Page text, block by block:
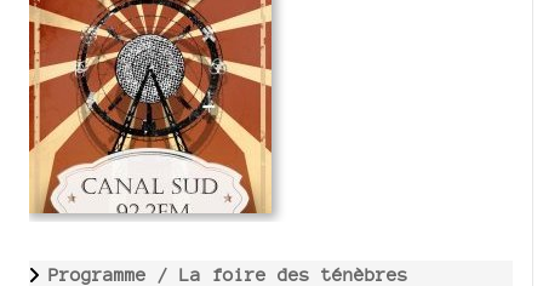
Programme / La foire des ténèbres